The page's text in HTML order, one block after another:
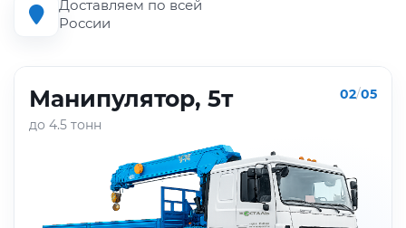
Доставляем по всей
России
Манипулятор, 5т
до 4.5 тонн
02/05